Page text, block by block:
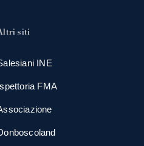
siti
INE
FMA